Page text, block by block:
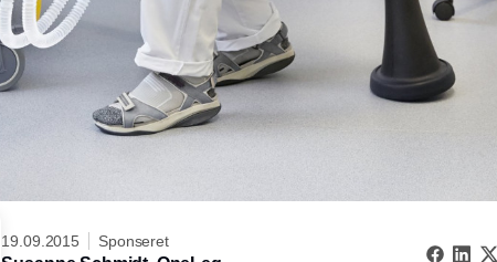
19.09.2015 Sponseret